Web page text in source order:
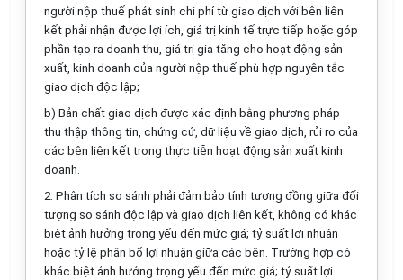
người nộp thuế phát sinh chi phí từ giao dịch với bên liên
kết phải nhận được lợi ích, giá trị kinh tế trực tiếp hoặc góp
phần tạo ra doanh thu, giá trị gia tăng cho hoạt động sản
xuất, kinh doanh của người nộp thuế phù hợp nguyên tắc
giao dịch độc lập;
b) Bản chất giao dịch được xác định bằng phương pháp
thu thập thông tin, chứng cứ, dữ liệu về giao dịch, rủi ro của
các bên liên kết trong thực tiễn hoạt động sản xuất kinh
doanh.
2. Phân tích so sánh phải đảm bảo tính tương đồng giữa đối
tượng so sánh độc lập và giao dịch liên kết, không có khác
biệt ảnh hưởng trọng yếu đến mức giá; tỷ suất lợi nhuận
hoặc tỷ lệ phân bổ lợi nhuận giữa các bên. Trường hợp có
khác biệt ảnh hưởng trọng yếu đến mức giá; tỷ suất lợi